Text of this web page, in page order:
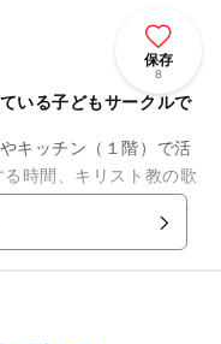
保存
8
いる子どもサークルで
キッチン（１階）で活
時間、キリスト教の歌
たちの心を育てること